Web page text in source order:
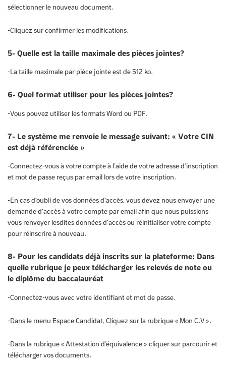
sélectionner le nouveau document.
-Cliquez sur confirmer les modifications.
5- Quelle est la taille maximale des pièces jointes?
-La taille maximale par pièce jointe est de 512 ko.
6- Quel format utiliser pour les pièces jointes?
-Vous pouvez utiliser les formats Word ou PDF.
7- Le système me renvoie le message suivant: « Votre CIN
est déjà référenciée »
-Connectez-vous à votre compte à l’aide de votre adresse d’inscription
et mot de passe reçus par email lors de votre inscription.
-En cas d’oubli de vos données d’accès, vous devez nous envoyer une
demande d’accès à votre compte par email afin que nous puissions
vous renvoyer lesdites données d’accès ou réinitialiser votre compte
pour réinscrire à nouveau.
8- Pour les candidats déjà inscrits sur la plateforme: Dans
quelle rubrique je peux télécharger les relevés de note ou
le diplôme du baccalauréat
-Connectez-vous avec votre identifiant et mot de passe.
-Dans le menu Espace Candidat, Cliquez sur la rubrique « Mon C.V ».
-Dans la rubrique « Attestation d’équivalence » cliquer sur parcourir et
télécharger vos documents.